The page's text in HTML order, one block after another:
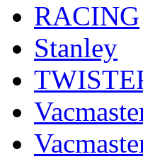
RACING
Stanley